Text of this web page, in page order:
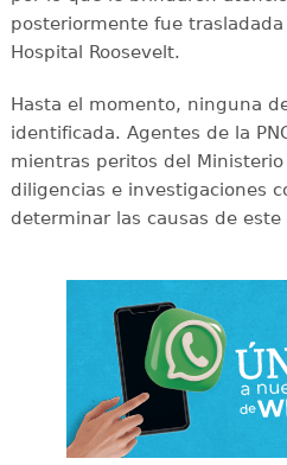
posteriormente fue
Hospital Roosevelt.
Hasta el momento, ninguna
identificada. Agentes de la
mientras peritos del Ministerio
diligencias e investigaciones
determinar las causas de este